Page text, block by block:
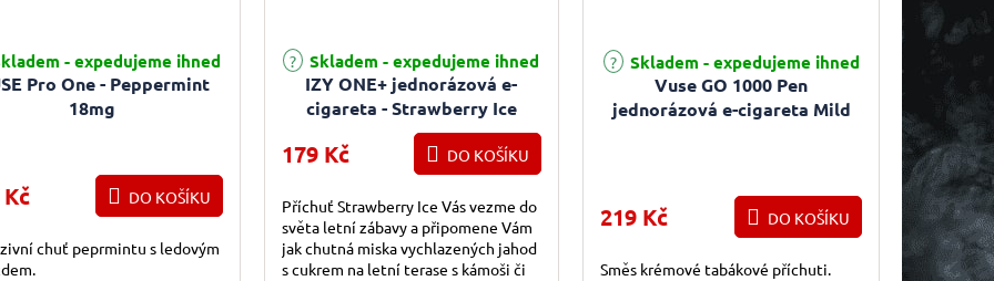
Pro One - Peppermint
18mg
- expedujeme ihned
DO KOŠÍKU
chuť peprmintu s ledovým
IZY ONE+ jednorázová e-
cigareta - Strawberry Ice
(Ledová jahoda) 18mg
Průměrné hodnocení produktu je 4,8 z 5 hvězdiček.
Skladem - expedujeme ihned
179 Kč DO KOŠÍKU
Příchuť Strawberry Ice Vás vezme do
světa letní zábavy a připomene Vám
jak chutná miska vychlazených jahod
s cukrem na letní terase s kámoši či
Vuse GO 1000 Pen
jednorázová e-cigareta Mild
Průměrné hodnocení produktu je 5,0 z 5 hvězdiček.
Skladem - expedujeme ihned
219 Kč DO KOŠÍKU
Směs krémové tabákové příchuti.